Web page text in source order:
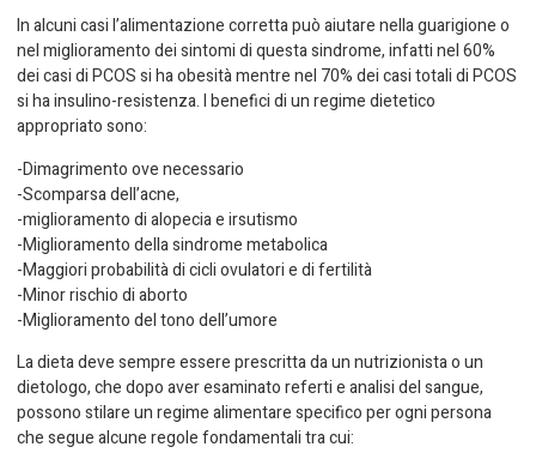
In alcuni casi l’alimentazione corretta può aiutare nella guarigione o
nel miglioramento dei sintomi di questa sindrome, infatti nel 60%
dei casi di PCOS si ha obesità mentre nel 70% dei casi totali di PCOS
si ha insulino-resistenza. I benefici di un regime dietetico
appropriato sono:
-Dimagrimento ove necessario
-Scomparsa dell’acne,
-miglioramento di alopecia e irsutismo
-Miglioramento della sindrome metabolica
-Maggiori probabilità di cicli ovulatori e di fertilità
-Minor rischio di aborto
-Miglioramento del tono dell’umore
La dieta deve sempre essere prescritta da un nutrizionista o un
dietologo, che dopo aver esaminato referti e analisi del sangue,
possono stilare un regime alimentare specifico per ogni persona
che segue alcune regole fondamentali tra cui: